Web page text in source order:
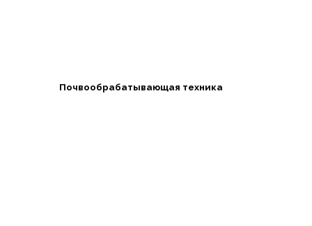
Почвообрабатывающая техника